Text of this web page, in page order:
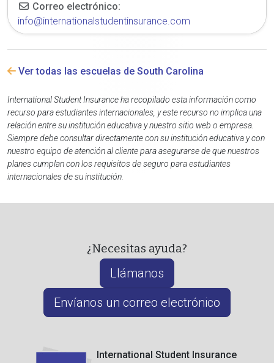
Correo electrónico:
info@internationalstudentinsurance.com
Ver todas las escuelas de South Carolina
International Student Insurance ha recopilado esta información como
recurso para estudiantes internacionales, y este recurso no implica una
relación entre su institución educativa y nuestro sitio web o empresa.
Siempre debe consultar directamente con su institución educativa y con
nuestro equipo de atención al cliente para asegurarse de que nuestros
planes cumplan con los requisitos de seguro para estudiantes
internacionales de su institución.
¿Necesitas ayuda?
Llámanos
Envíanos un correo electrónico
International Student Insurance